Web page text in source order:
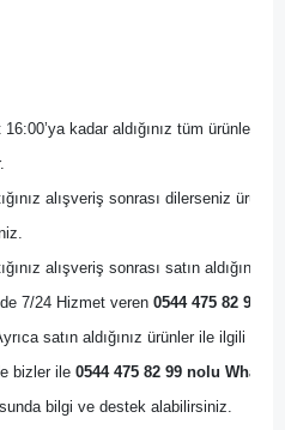
16:00’ya kadar aldığınız tüm ürünler,
alışveriş sonrası dilerseniz
alışveriş sonrası satın
7/24 Hizmet veren 0544 475 82 99
satın aldığınız ürünler ile ilgili bir
bizler ile 0544 475 82 99 nolu
bilgi ve destek alabilirsiniz.